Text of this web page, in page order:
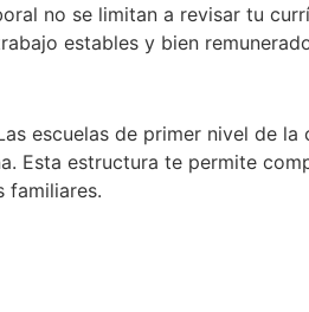
no se limitan a revisar tu
estables y bien
escuelas de primer nivel de
Esta estructura te permite
familiares.